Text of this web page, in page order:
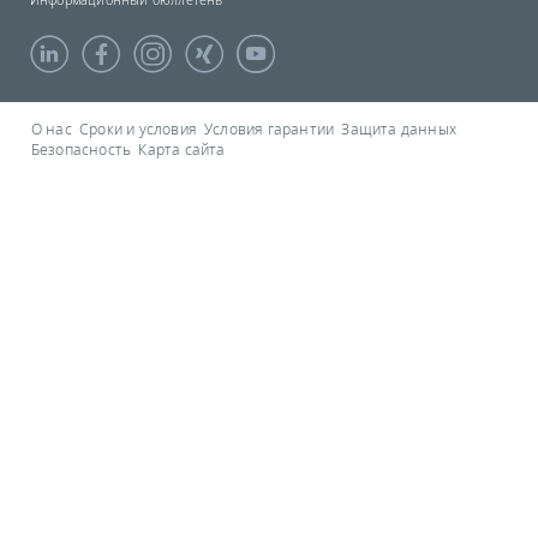
О нас Сроки и условия Условия гарантии Защита данных
Безопасность Карта сайта